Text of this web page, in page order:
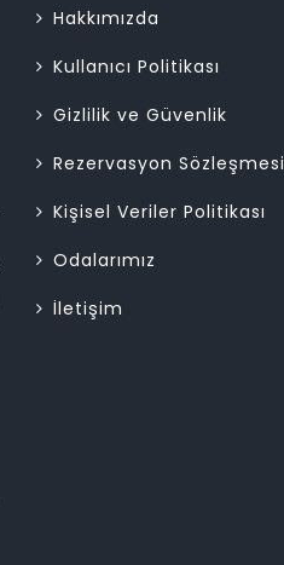
Hakkımızda
Kullanıcı Politikası
Gizlilik ve Güvenlik
Rezervasyon Sözleşmesi
Kişisel Veriler Politikası
Odalarımız
İletişim